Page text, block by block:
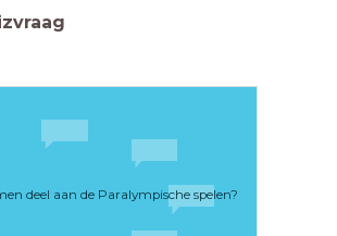
deel aan de Paralympische spelen?